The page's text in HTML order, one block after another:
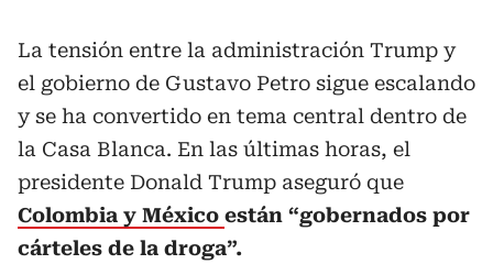
La tensión entre la administración Trump y
el gobierno de Gustavo Petro sigue escalando
y se ha convertido en tema central dentro de
la Casa Blanca. En las últimas horas, el
presidente Donald Trump aseguró que
Colombia y México están “gobernados por
cárteles de la droga”.